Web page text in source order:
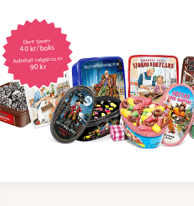
Dere tjener
40 kr/boks
Anbefalt salgspris er
90 kr